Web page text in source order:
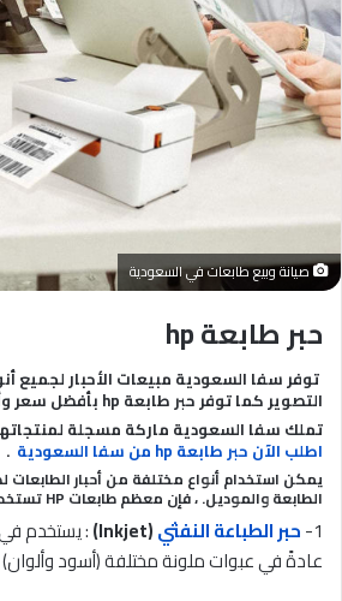
صيانة وبيع طابعات في السعودية
حبر طابعة hp
توفر سفا السعودية مبيعات الأحبار لجميع
التصوير كما توفر حبر طابعة hp بأفضل سعر وأعلى جودة .
تملك سفا السعودية ماركة مسجلة
اطلب الآن حبر طابعة hp من سفا السعودية .
الطابعة والموديل. ، فإن معظم طابعات HP تستخدم أنواع الحبر التالية:
1- حبر الطباعة النفثي(Inkjet)
: يستخدم في
عادةً في عبوات ملونة مختلفة (أسود